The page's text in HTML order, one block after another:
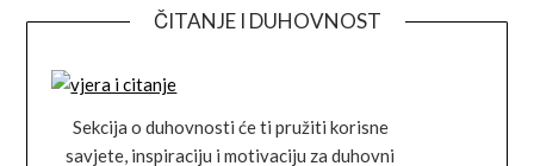
ČITANJE I DUHOVNOST
Sekcija o duhovnosti će ti pružiti korisne
savjete, inspiraciju i motivaciju za duhovni